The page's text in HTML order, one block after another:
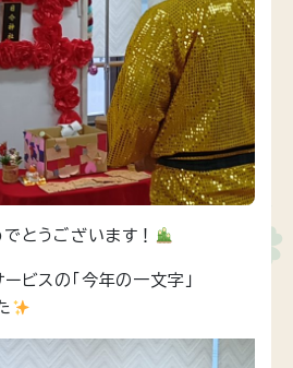
とうございます！
ビスの「今年の一文字」